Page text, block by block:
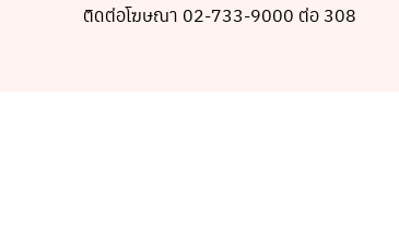
ติดต่อโฆษณา 02-733-9000 ต่อ 308